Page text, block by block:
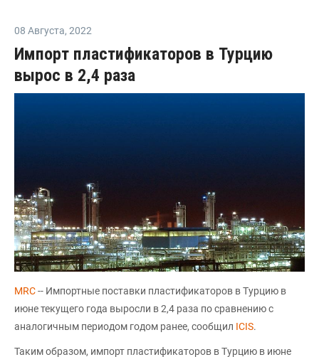
08 Августа, 2022
Импорт пластификаторов в Турцию
вырос в 2,4 раза
MRC-- Импортные поставки пластификаторов в Турцию в
июне текущего года выросли в 2,4 раза по сравнению с
аналогичным периодом годом ранее, сообщил ICIS.
Таким образом, импорт пластификаторов в Турцию в июне